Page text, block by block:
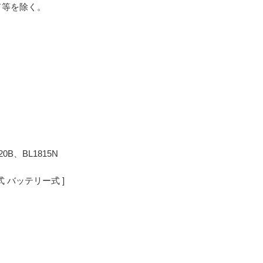
を除く。
、BL1815N
バッテリー式 ]